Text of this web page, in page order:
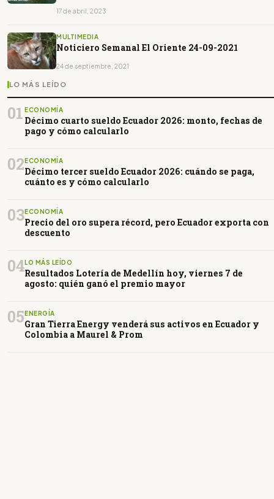
17 de abril, 2023
MULTIMEDIA
Noticiero Semanal El Oriente 24-09-2021
24 de septiembre, 2021
LO MÁS LEÍDO
01 ECONOMÍA
Décimo cuarto sueldo Ecuador 2026: monto, fechas de
pago y cómo calcularlo
02ECONOMÍA
Décimo tercer sueldo Ecuador 2026: cuándo se paga,
cuánto es y cómo calcularlo
03ECONOMÍA
Precio del oro supera récord, pero Ecuador exporta con
descuento
04LO MÁS LEÍDO
Resultados Lotería de Medellín hoy, viernes 7 de
agosto: quién ganó el premio mayor
05ENERGÍA
Gran Tierra Energy venderá sus activos en Ecuador y
Colombia a Maurel & Prom